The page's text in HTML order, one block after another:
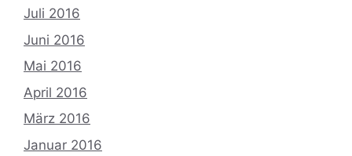
Juli 2016
Juni 2016
Mai 2016
April 2016
März 2016
Januar 2016